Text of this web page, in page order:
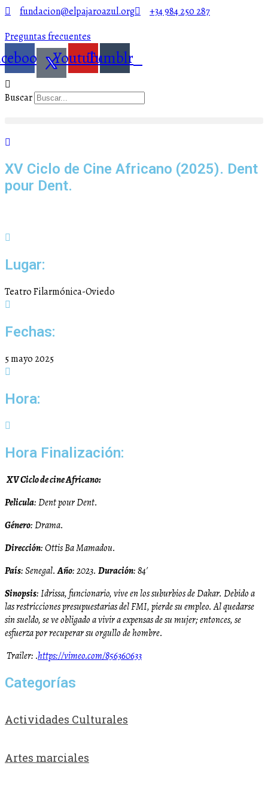
fundacion@elpajaroazul.org
+34 984 250 287
Preguntas frecuentes
YoutubeTumblr
Buscar
XV Ciclo de Cine Africano (2025). Dent
pour Dent.
Lugar:
Teatro Filarmónica-Oviedo
Fechas:
5 mayo 2025
Hora:
Hora Finalización:
XV Ciclo de cine Africano:
Pelicula: Dent pour Dent.
Género: Drama.
Dirección: Ottis Ba Mamadou.
País: Senegal.Año: 2023. Duración: 84′
Sinopsis: Idrissa, funcionario, vive en los suburbios de Dakar. Debido a
las restricciones presupuestarias del FMI, pierde su empleo. Al quedarse
sin sueldo, se ve obligado a vivir a expensas de su mujer; entonces, se
esfuerza por recuperar su orgullo de hombre.
Trailer: .https://vimeo.com/856360633
Categorías
Actividades Culturales
Artes marciales